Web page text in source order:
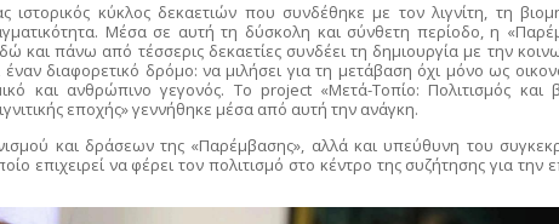
ιστορικός κύκλος δεκαετιών που συνδέθηκε με τον λιγνίτη, τη
Μέσα σε αυτή τη δύσκολη και σύνθετη περίοδο, η
και πάνω από τέσσερις δεκαετίες συνδέει τη δημιουργία με την
έναν διαφορετικό δρόμο: να μιλήσει για τη μετάβαση όχι μόνο ως
και ανθρώπινο γεγονός. Το project «Μετά-Τοπίο: Πολιτισμός και
εποχής» γεννήθηκε μέσα από αυτή την ανάγκη.
και δράσεων της «Παρέμβασης», αλλά και υπεύθυνη του
επιχειρεί να φέρει τον πολιτισμό στο κέντρο της συζήτησης για την